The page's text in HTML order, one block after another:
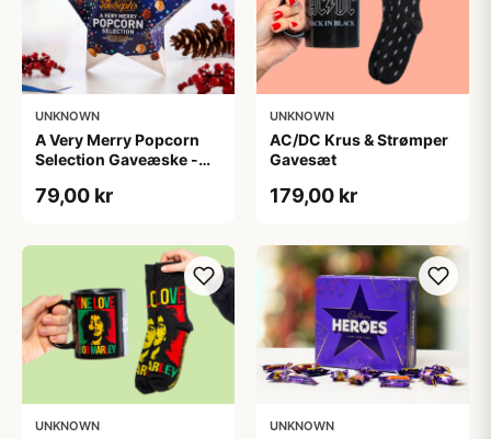
UNKNOWN
A Very Merry Popcorn
Selection Gaveæske -
79,00 kr
UNKNOWN
AC/DC Krus & Strømper
Gavesæt
179,00 kr
UNKNOWN UNKNOWN